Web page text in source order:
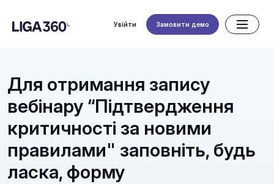
Увійти Замовити демо
Для отримання запису
вебінару “Підтвердження
критичності за новими
правилами" заповніть, будь
ласка, форму